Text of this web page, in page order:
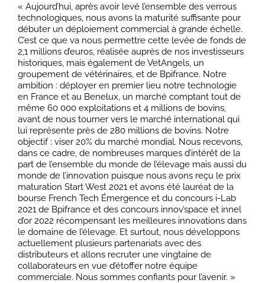
« Aujourd’hui, après avoir levé l’ensemble des verrous
technologiques, nous avons la maturité suffisante pour
débuter un déploiement commercial à grande échelle.
C’est ce que va nous permettre cette levée de fonds de
2,1 millions d’euros, réalisée auprès de nos investisseurs
historiques, mais également de VetAngels, un
groupement de vétérinaires, et de Bpifrance. Notre
ambition : déployer en premier lieu notre technologie
en France et au Benelux, un marché comptant tout de
même 60 000 exploitations et 4 millions de bovins,
avant de nous tourner vers le marché international qui
lui représente près de 280 millions de bovins. Notre
objectif : viser 20% du marché mondial. Nous recevons,
dans ce cadre, de nombreuses marques d’intérêt de la
part de l’ensemble du monde de l’élevage mais aussi du
monde de l’innovation puisque nous avons reçu le prix
maturation Start West 2021 et avons été lauréat de la
bourse French Tech Émergence et du concours i-Lab
2021 de Bpifrance et des concours innov’space et innel
d’or 2022 récompensant les meilleures innovations dans
le domaine de l’élevage. Et surtout, nous développons
actuellement plusieurs partenariats avec des
distributeurs et allons recruter une vingtaine de
collaborateurs en vue d’étoffer notre équipe
commerciale. Nous sommes confiants pour l’avenir. »